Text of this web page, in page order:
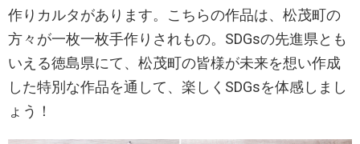
作りカルタがあります。こちらの作品は、松茂町の
方々が一枚一枚手作りされもの。SDGsの先進県とも
いえる徳島県にて、松茂町の皆様が未来を想い作成
した特別な作品を通して、楽しくSDGsを体感しまし
ょう！